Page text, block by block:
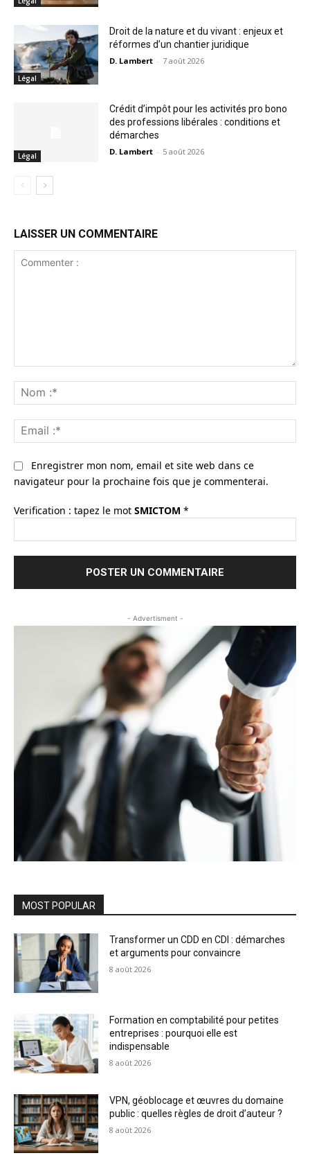
Légal
Droit de la nature et du vivant : enjeux et
réformes d’un chantier juridique
D. Lambert - 7 août 2026
Légal
Crédit d’impôt pour les activités pro bono
des professions libérales : conditions et
démarches
D. Lambert - 5 août 2026
LAISSER UN COMMENTAIRE
:*
:*
Enregistrer mon nom, email et site web dans ce
navigateur pour la prochaine fois que je commenterai.
Verification : tapez le mot SMICTOM *
- Advertisment -
MOST POPULAR
Transformer un CDD en CDI : démarches
et arguments pour convaincre
8 août 2026
Formation en comptabilité pour petites
entreprises : pourquoi elle est
indispensable
8 août 2026
VPN, géoblocage et œuvres du domaine
public : quelles règles de droit d’auteur ?
8 août 2026